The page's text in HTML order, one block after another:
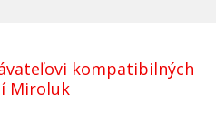
kompatibilných
Miroluk